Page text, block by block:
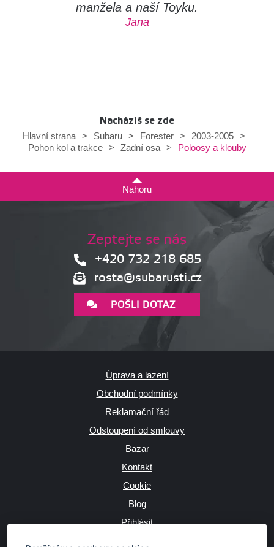
manžela a naší Toyku.
Jana
Nacházíš se zde
Hlavní strana > Subaru > Forester > 2003-2005 >
Pohon kol a trakce
> Zadní osa > Poloosy a klouby
Nahoru
Zeptejte se nás
+420 732 218 685
rosta@subarusti.cz
POŠLI DOTAZ
Úprava a lazení
Obchodní podmínky
Reklamační řád
Odstoupení od smlouvy
Bazar
Kontakt
Cookie
Blog
Přihlásit